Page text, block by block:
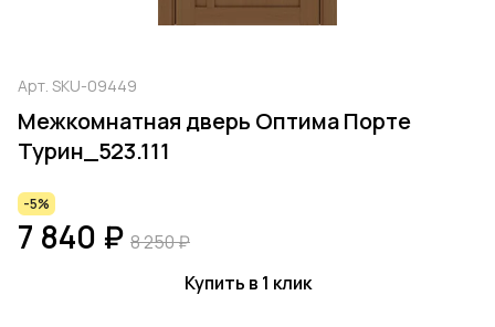
Арт. SKU-09449
Межкомнатная дверь Оптима Порте
Турин_523.111
-5%
7 840 ₽ 8 250 ₽
Купить в 1 клик